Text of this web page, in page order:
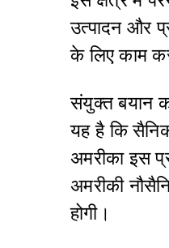
उत्पादन और
के लिए काम
संयुक्त बयान
यह है कि
अमरीका इस
अमरीकी
होगी।